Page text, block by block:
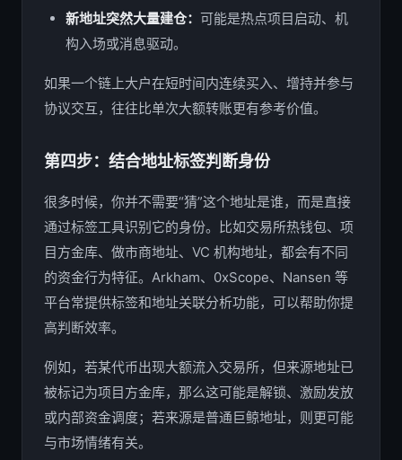
新地址突然大量建仓： 可能是热点项目启动、机
构入场或消息驱动。
如果一个链上大户在短时间内连续买入、增持并参与
协议交互，往往比单次大额转账更有参考价值。
第四步：结合地址标签判断身份
很多时候，你并不需要“猜”这个地址是谁，而是直接
通过标签工具识别它的身份。比如交易所热钱包、项
目方金库、做市商地址、VC 机构地址，都会有不同
的资金行为特征。Arkham、0xScope、Nansen 等
平台常提供标签和地址关联分析功能，可以帮助你提
高判断效率。
例如，若某代币出现大额流入交易所，但来源地址已
被标记为项目方金库，那么这可能是解锁、激励发放
或内部资金调度；若来源是普通巨鲸地址，则更可能
与市场情绪有关。